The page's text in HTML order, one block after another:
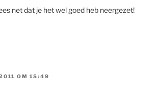
net dat je het wel goed heb neergezet!
OM 15:49